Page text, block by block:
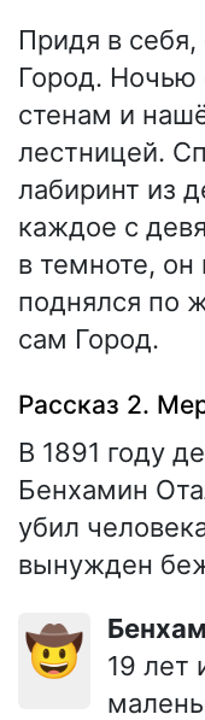
Придя в
Город.
стенам и
лестницей.
лабиринт из
каждое с
в темноте,
поднялся по
сам Город.
Рассказ 2.
В 1891 году
Бенхамин
убил
вынужден
🤠
19 лет